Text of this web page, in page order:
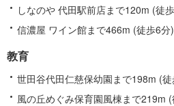
しなのや 代田駅前店まで120m (徒
信濃屋 ワイン館まで466m (徒歩6分)
教育
世田谷代田仁慈保幼園まで198m (
風の丘めぐみ保育園風棟まで219m